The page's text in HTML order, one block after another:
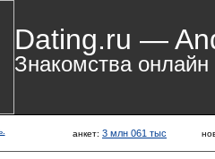
Dating.ru —
Знакомства онлайн
анкет: 3 млн 061 тыс